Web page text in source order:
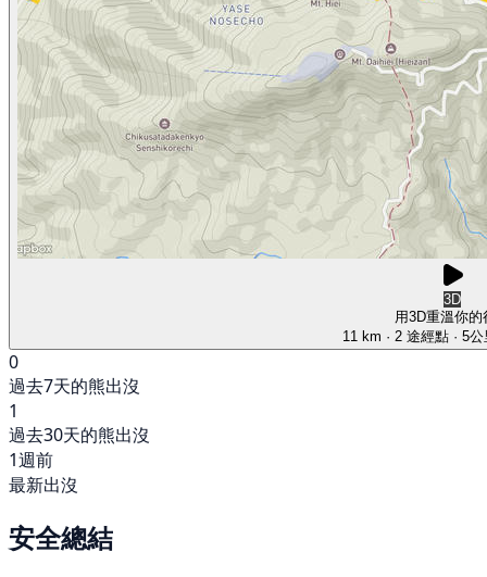
3D
用3D重溫你的
11 km · 2 途經點 · 5
0
過去7天的熊出沒
1
過去30天的熊出沒
1週前
最新出沒
安全總結